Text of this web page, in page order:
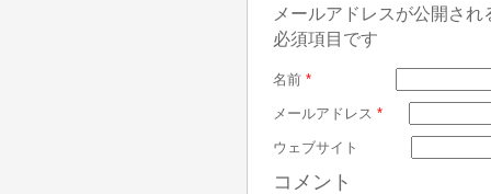
メールアドレスが公開さ
必須項目です
名前 *
メールアドレス *
ウェブサイト
コメント